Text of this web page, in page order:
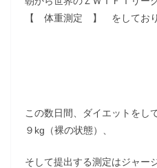
【 体重測定 】 をしており
この数日間、ダイエットをし
９kg（裸の状態）、
そして提出する測定はジャー